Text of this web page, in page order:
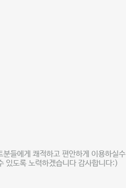
들에게 쾌적하고 편안하게 이용하실수
있도록 노력하겠습니다 감사합니다:)